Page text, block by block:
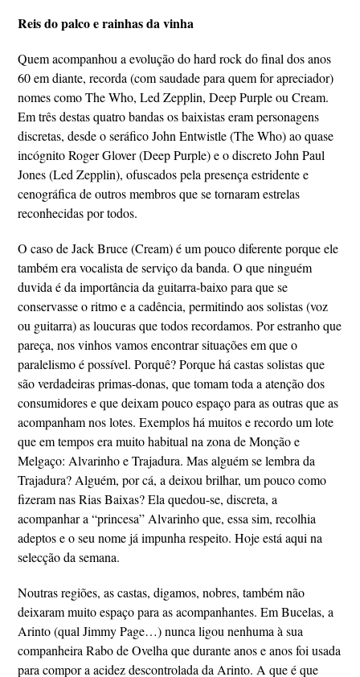
Reis do palco e rainhas da vinha
Quem acompanhou a evolução do hard rock do final dos anos
60 em diante, recorda (com saudade para quem for apreciador)
nomes como The Who, Led Zepplin, Deep Purple ou Cream.
Em três destas quatro bandas os baixistas eram personagens
discretas, desde o seráfico John Entwistle (The Who) ao quase
incógnito Roger Glover (Deep Purple) e o discreto John Paul
Jones (Led Zepplin), ofuscados pela presença estridente e
cenográfica de outros membros que se tornaram estrelas
reconhecidas por todos.
O caso de Jack Bruce (Cream) é um pouco diferente porque ele
também era vocalista de serviço da banda. O que ninguém
duvida é da importância da guitarra-baixo para que se
conservasse o ritmo e a cadência, permitindo aos solistas (voz
ou guitarra) as loucuras que todos recordamos. Por estranho que
pareça, nos vinhos vamos encontrar situações em que o
paralelismo é possível. Porquê? Porque há castas solistas que
são verdadeiras primas-donas, que tomam toda a atenção dos
consumidores e que deixam pouco espaço para as outras que as
acompanham nos lotes. Exemplos há muitos e recordo um lote
que em tempos era muito habitual na zona de Monção e
Melgaço: Alvarinho e Trajadura. Mas alguém se lembra da
Trajadura? Alguém, por cá, a deixou brilhar, um pouco como
fizeram nas Rias Baixas? Ela quedou-se, discreta, a
acompanhar a “princesa” Alvarinho que, essa sim, recolhia
adeptos e o seu nome já impunha respeito. Hoje está aqui na
selecção da semana.
Noutras regiões, as castas, digamos, nobres, também não
deixaram muito espaço para as acompanhantes. Em Bucelas, a
Arinto (qual Jimmy Page…) nunca ligou nenhuma à sua
companheira Rabo de Ovelha que durante anos e anos foi usada
para compor a acidez descontrolada da Arinto. A que é que